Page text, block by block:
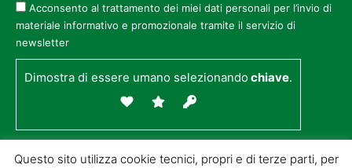
Acconsento al trattamento dei miei dati personali per l’invio di
materiale informativo e promozionale tramite il servizio di
newsletter
Dimostra di essere umano selezionandochiave.
Questo sito utilizza cookie tecnici, propri e di terze parti, per